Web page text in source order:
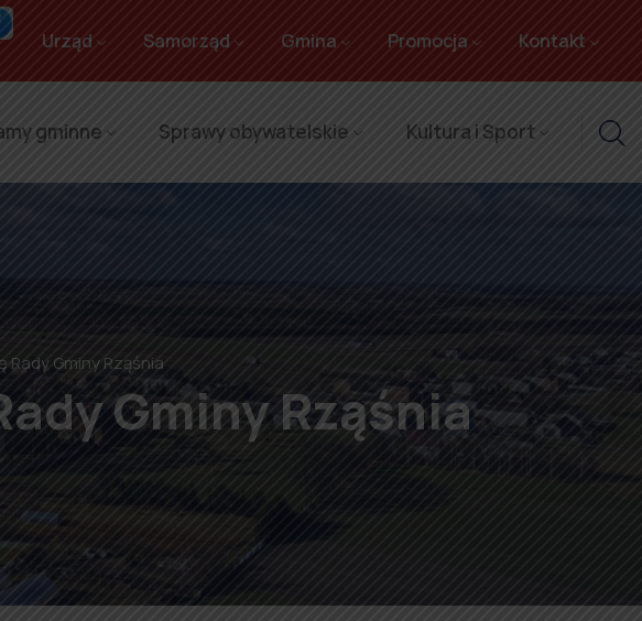
Urząd Samorząd Gmina Promocja Kontakt
gminne Sprawy obywatelskie Kultura i Sport
Rady Gminy Rząśnia
Gminy Rząśnia